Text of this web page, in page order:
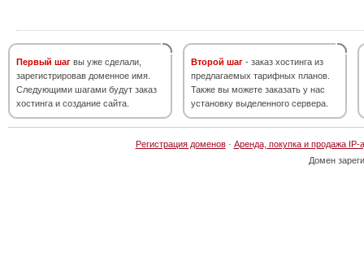
Первый шаг вы уже сделали,
зарегистрировав доменное имя.
Следующими шагами будут заказ
хостинга и создание сайта.
Второй шаг - заказ хостинга из
предлагаемых тарифных планов.
Также вы можете заказать у нас
установку выделенного сервера.
Регистрация доменов· Аренда, покупка и продажа IP-
Домен